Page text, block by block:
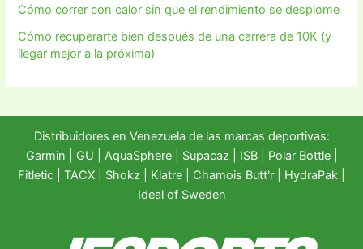
Cómo correr con calor sin que el rendimiento se desplome
Cómo recuperarte bien después de una carrera de 10K (y
llegar mejor a la próxima)
Distribuidores en Venezuela de las marcas deportivas:
Garmin
GU AquaSphere| Supacaz | ISB | Polar Bottle|
Fitletic
TACX Shokz Klatre Chamois Butt'r HydraPak
Ideal of Sweden